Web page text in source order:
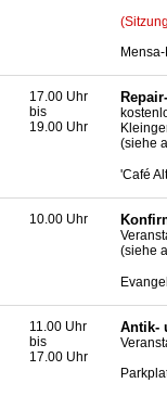
17.00 Uhr
bis
19.00 Uhr
(siehe
'Café
10.00 Uhr
(siehe
11.00 Uhr
bis
17.00 Uhr
Antik-